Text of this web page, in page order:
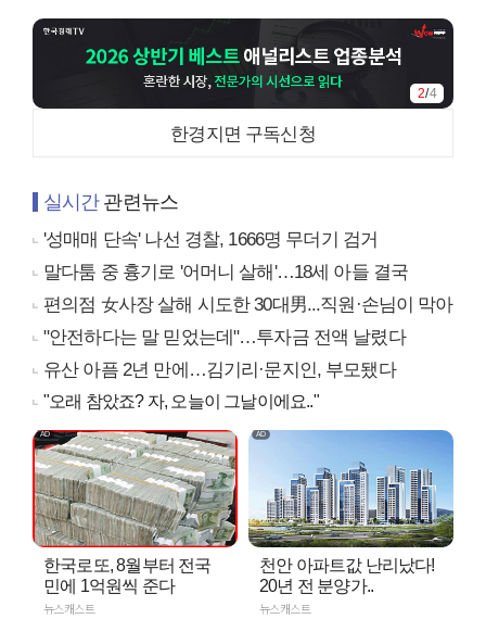
2/4
한경지면 구독신청
실시간관련뉴스
'성매매 단속' 나선 경찰, 1666명 무더기 검거
말다툼 중 흉기로 '어머니 살해'…18세 아들 결국
편의점 女사장 살해 시도한 30대男...직원·손님이 막아
"안전하다는 말 믿었는데"…투자금 전액 날렸다
유산 아픔 2년 만에…김기리·문지인, 부모됐다
"오래 참았죠? 자, 오늘이 그날이에요.."
한국로또, 8월부터 전국
민에 1억원씩 준다
뉴스캐스트
천안 아파트값 난리났다!
20년 전 분양가..
뉴스캐스트